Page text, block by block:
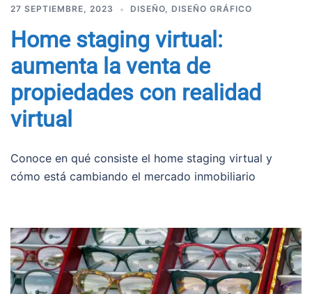
27 SEPTIEMBRE, 2023 DISEÑO, DISEÑO GRÁFICO
Home staging virtual:
aumenta la venta de
propiedades con realidad
virtual
Conoce en qué consiste el home staging virtual y
cómo está cambiando el mercado inmobiliario